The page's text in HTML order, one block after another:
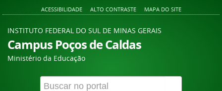
ACESSIBILIDADE ALTO CONTRASTE MAPA DO SITE
INSTITUTO FEDERAL DO SUL DE MINAS GERAIS
Campus Poços de Caldas
Ministério da Educação